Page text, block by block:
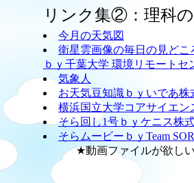
リンク集②：理科
今月の天気図
衛星雲画像の毎日の見どこ
ｂｙ千葉大学 環境リモート
気象人
お天気豆知識ｂｙいであ株
横浜国立大学コアサイエン
そら回し1号ｂｙケニス株
そらムービーｂｙTeam
★動画ファイルが欲しい